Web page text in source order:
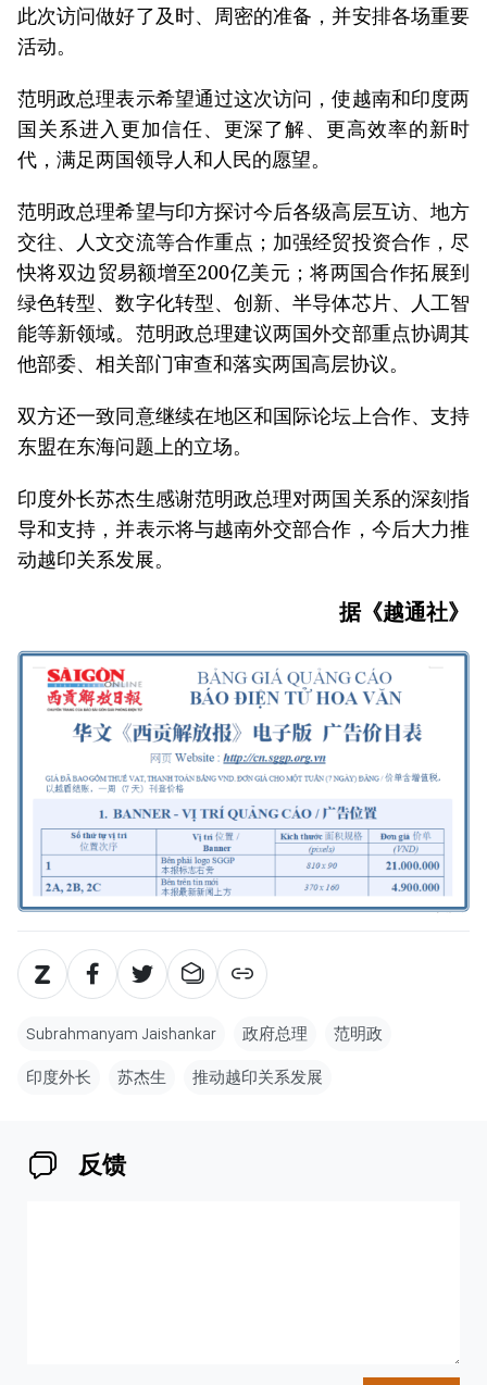
此次访问做好了及时、周密的准备，并安排各场重要
活动。
范明政总理表示希望通过这次访问，使越南和印度两
国关系进入更加信任、更深了解、更高效率的新时
代，满足两国领导人和人民的愿望。
范明政总理希望与印方探讨今后各级高层互访、地方
交往、人文交流等合作重点；加强经贸投资合作，尽
快将双边贸易额增至200亿美元；将两国合作拓展到
绿色转型、数字化转型、创新、半导体芯片、人工智
能等新领域。范明政总理建议两国外交部重点协调其
他部委、相关部门审查和落实两国高层协议。
双方还一致同意继续在地区和国际论坛上合作、支持
东盟在东海问题上的立场。
印度外长苏杰生感谢范明政总理对两国关系的深刻指
导和支持，并表示将与越南外交部合作，今后大力推
动越印关系发展。
据《越通社》
Subrahmanyam Jaishankar 政府总理 范明政
印度外长 苏杰生 推动越印关系发展
反馈